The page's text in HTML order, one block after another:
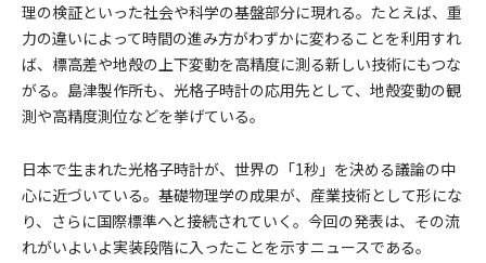
理の検証といった社会や科学の基盤部分に現れる。たとえば、重
力の違いによって時間の進み方がわずかに変わることを利用すれ
ば、標高差や地殻の上下変動を高精度に測る新しい技術にもつな
がる。島津製作所も、光格子時計の応用先として、地殻変動の観
測や高精度測位などを挙げている。
日本で生まれた光格子時計が、世界の「1秒」を決める議論の中
心に近づいている。基礎物理学の成果が、産業技術として形にな
り、さらに国際標準へと接続されていく。今回の発表は、その流
れがいよいよ実装段階に入ったことを示すニュースである。